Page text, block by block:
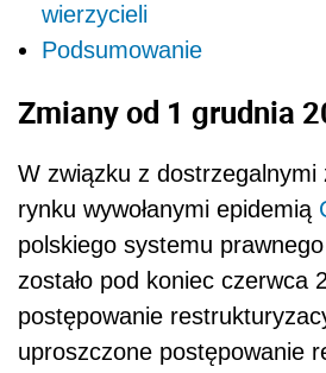
wierzycieli
Podsumowanie
Zmiany od 1 grudnia
W związku z dostrzegalnymi
rynku wywołanymi epidemią
polskiego systemu
zostało pod koniec czerwca
postępowanie
uproszczone postępowanie